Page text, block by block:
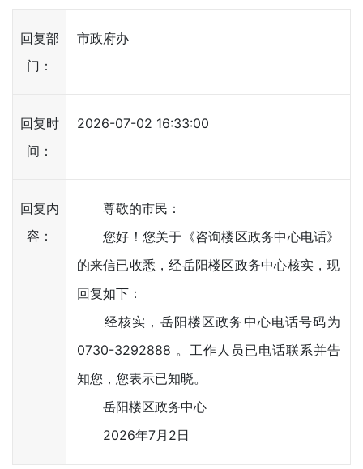
回复部
门：
市政府办
回复时
间：
2026-07-02 16:33:00
回复内
容：
尊敬的市民：
您好！您关于《咨询楼区政务中心电话》
的来信已收悉，经岳阳楼区政务中心核实，现
回复如下：
经核实，岳阳楼区政务中心电话号码为
0730-3292888 。工作人员已电话联系并告
知您，您表示已知晓。
岳阳楼区政务中心
2026年7月2日